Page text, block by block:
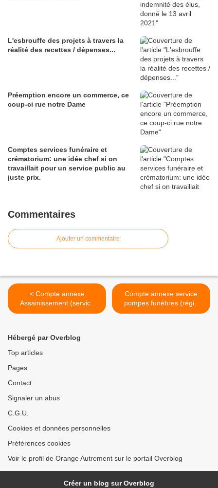
L'esbrouffe des projets à travers la
réalité des recettes / dépenses...
Préemption encore un commerce, ce
coup-ci rue notre Dame
Comptes services funéraire et
crématorium: une idée chef si on
travaillait pour un service public au
juste prix.
Commentaires
Ajouter un commentaire
< Compte annexe
Assainissement (service
délégué) délibérations du
Compte annexe service
pompes funèbres (régie
autonome) délibérations du
Hébergé par Overblog
Top articles
Pages
Contact
Signaler un abus
C.G.U.
Cookies et données personnelles
Préférences cookies
Voir le profil de Orange Autrement sur le portail Overblog
Créer un blog sur Overblog